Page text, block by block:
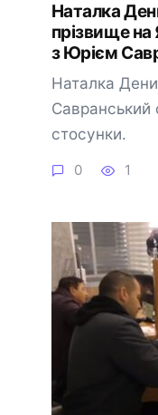
Наталка
прізвище на
з Юрієм
Наталка
Савранський
стосунки.
0 1